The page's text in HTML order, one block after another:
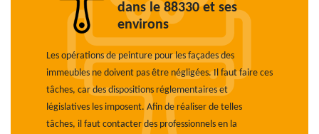
dans le 88330 et ses
environs
Les opérations de peinture pour les façades des
immeubles ne doivent pas être négligées. Il faut faire ces
tâches, car des dispositions réglementaires et
législatives les imposent. Afin de réaliser de telles
tâches, il faut contacter des professionnels en la